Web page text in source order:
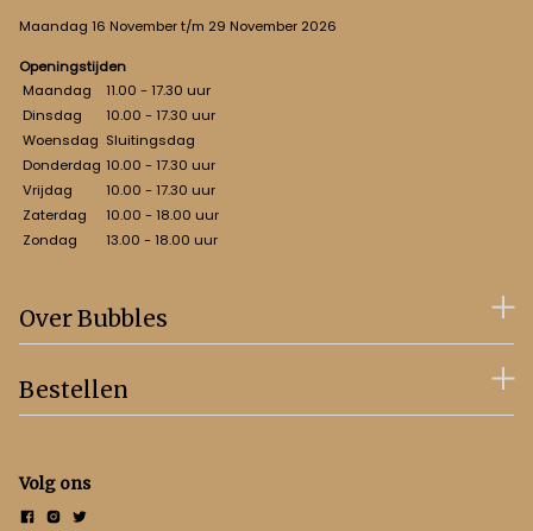
Maandag 16 November t/m 29 November 2026
Openingstijden
Maandag
11.00 - 17.30 uur
Dinsdag
10.00 - 17.30 uur
Woensdag Sluitingsdag
Donderdag 10.00 - 17.30 uur
Vrijdag
10.00 - 17.30 uur
Zaterdag
10.00 - 18.00 uur
Zondag
13.00 - 18.00 uur
Over Bubbles
Bestellen
Volg ons